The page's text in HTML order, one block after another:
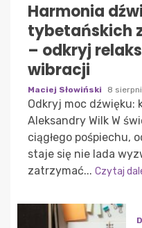
Harmonia
tybetańskich
– odkryj
wibracji
Maciej Słowiński 8
Odkryj moc dźwięku:
Aleksandry Wilk W
ciągłego pośpiechu,
staje się nie lada
zatrzymać... Czytaj